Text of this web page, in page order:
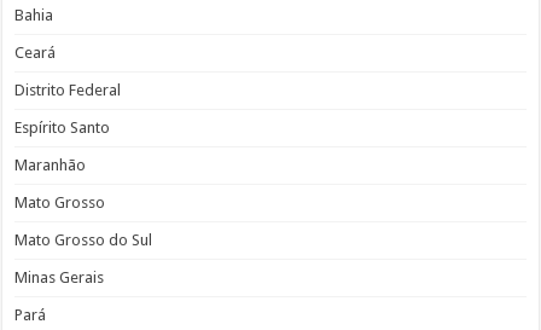
Bahia
Ceará
Distrito Federal
Espírito Santo
Maranhão
Mato Grosso
Mato Grosso do Sul
Minas Gerais
Pará